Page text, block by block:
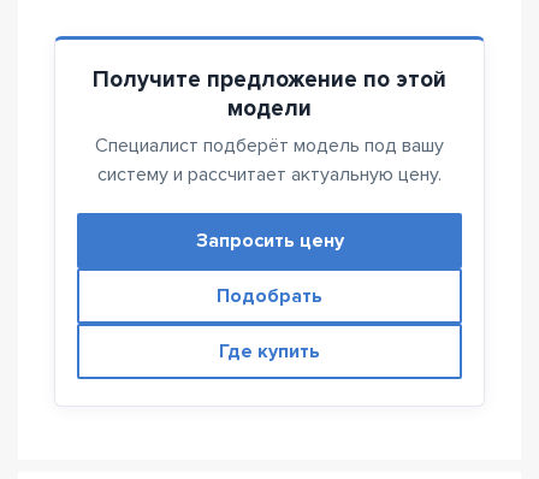
Получите предложение по этой
модели
Специалист подберёт модель под вашу
систему и рассчитает актуальную цену.
Запросить цену
Подобрать
Где купить